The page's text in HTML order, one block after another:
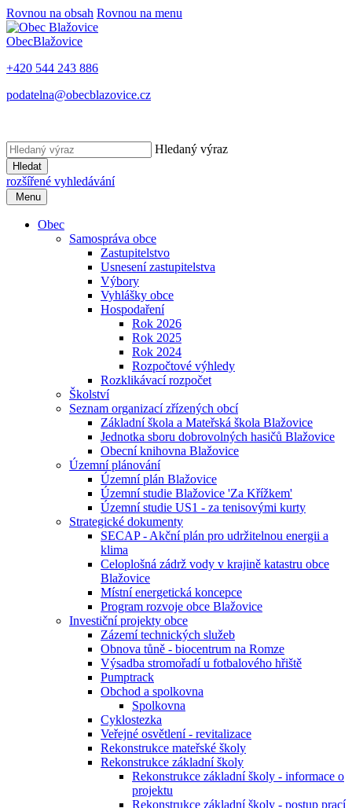
Rovnou na obsah Rovnou na menu
ObecBlažovice
+420 544 243 886
podatelna@obecblazovice.cz
Hledaný výraz
Hledat
rozšířené vyhledávání
Menu
Obec
Samospráva obce
Zastupitelstvo
Usnesení zastupitelstva
Výbory
Vyhlášky obce
Hospodaření
Rok 2026
Rok 2025
Rok 2024
Rozpočtové výhledy
Rozklikávací rozpočet
Školství
Seznam organizací zřízených obcí
Základní škola a Mateřská škola Blažovice
Jednotka sboru dobrovolných hasičů Blažovice
Obecní knihovna Blažovice
Územní plánování
Územní plán Blažovice
Územní studie Blažovice 'Za Křížkem'
Územní studie US1 - za tenisovými kurty
Strategické dokumenty
SECAP - Akční plán pro udržitelnou energii a
klima
Celoplošná zádrž vody v krajině katastru obce
Blažovice
Místní energetická koncepce
Program rozvoje obce Blažovice
Investiční projekty obce
Zázemí technických služeb
Obnova tůně - biocentrum na Romze
Výsadba stromořadí u fotbalového hřiště
Pumptrack
Obchod a spolkovna
Spolkovna
Cyklostezka
Veřejné osvětlení - revitalizace
Rekonstrukce mateřské školy
Rekonstrukce základní školy
Rekonstrukce základní školy - informace o
projektu
Rekonstrukce základní školy - postup prací